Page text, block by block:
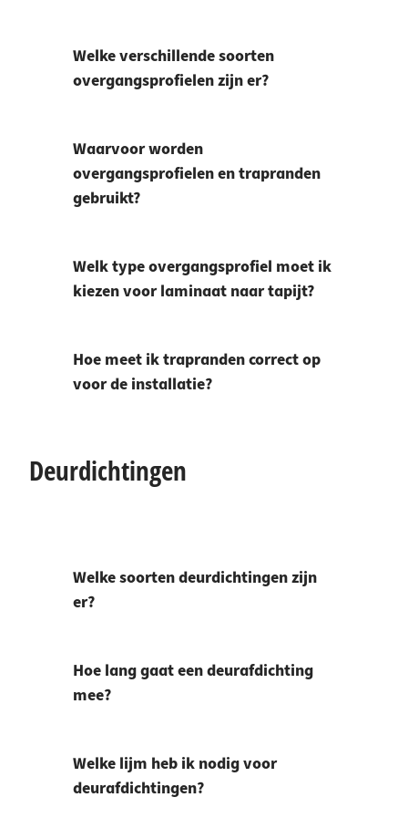
Welke verschillende soorten
overgangsprofielen zijn er?
Waarvoor worden
overgangsprofielen en trapranden
gebruikt?
Welk type overgangsprofiel moet ik
kiezen voor laminaat naar tapijt?
Hoe meet ik trapranden correct op
voor de installatie?
Deurdichtingen
Welke soorten deurdichtingen zijn
er?
Hoe lang gaat een deurafdichting
mee?
Welke lijm heb ik nodig voor
deurafdichtingen?